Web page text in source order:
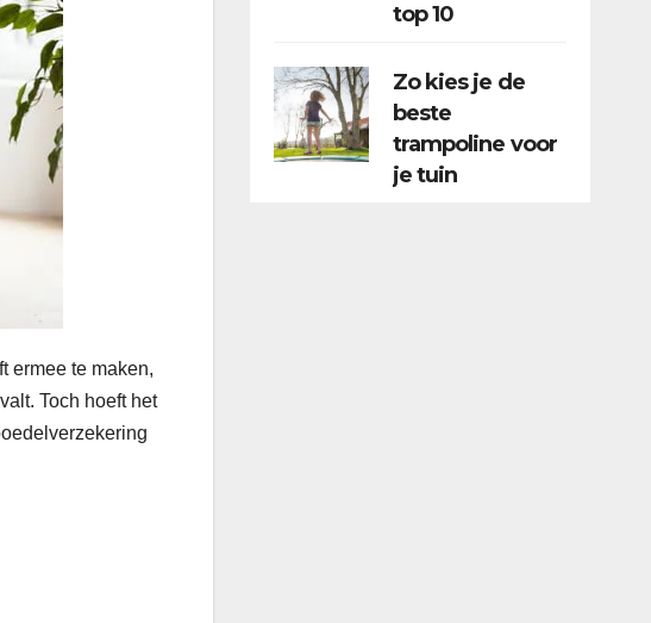
ermee te maken,
Toch hoeft het
top 10
Zo kies je de
beste
trampoline voor
je tuin